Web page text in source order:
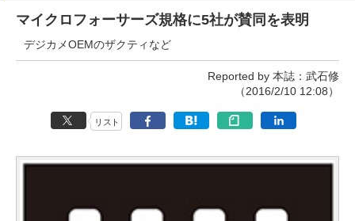
マイクロフォーサーズ規格に5社が賛同を表明
デジカメOEMのザクティなど
Reported by 本誌：武石修
（2016/2/10 12:08）
リスト